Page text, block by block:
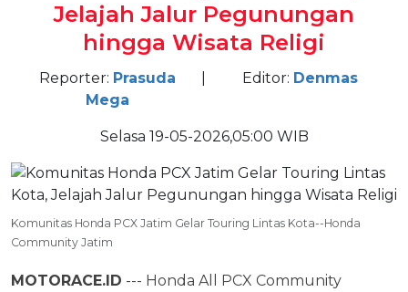
Jelajah Jalur Pegunungan
hingga Wisata Religi
Reporter: Prasuda
Mega
Editor: Denmas
Selasa 19-05-2026,05:00 WIB
Komunitas Honda PCX Jatim Gelar Touring Lintas Kota--Honda
Community Jatim
MOTORACE.ID --- Honda All PCX Community